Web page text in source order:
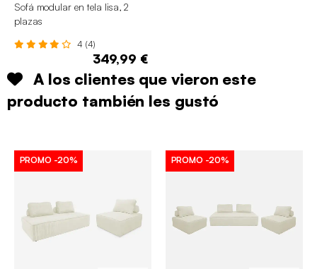
Sofá modular en tela lisa, 2
plazas
4 (4)
349,99 €
A los clientes que vieron este
producto también les gustó
PROMO -20% PROMO -20%